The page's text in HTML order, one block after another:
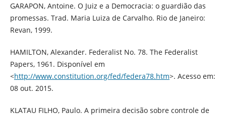
GARAPON, Antoine. O Juiz e a Democracia: o guardião das
promessas. Trad. Maria Luiza de Carvalho. Rio de Janeiro:
Revan, 1999.
HAMILTON, Alexander. Federalist No. 78. The Federalist
Papers, 1961. Disponível em
<http://www.constitution.org/fed/federa78.htm>. Acesso em:
08 out. 2015.
KLATAU FILHO, Paulo. A primeira decisão sobre controle de